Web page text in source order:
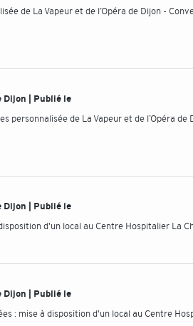
de La Vapeur et de l’Opéra de Dijon -
Dijon | Publié le
personnalisée de La Vapeur et de l’Opéra
Dijon | Publié le
d'un local au Centre Hospitalier La
Dijon | Publié le
: mise à disposition d'un local au Centre